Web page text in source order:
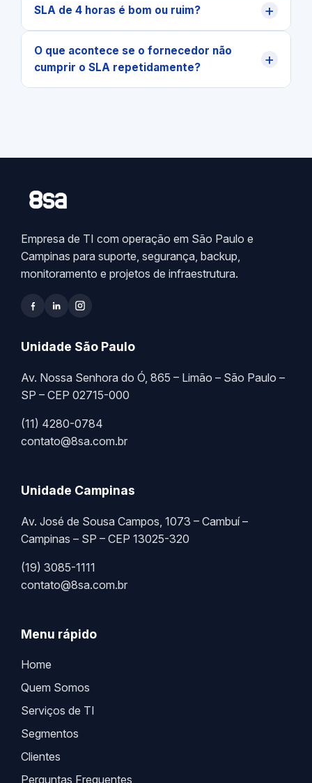
SLA de 4 horas é bom ou ruim? +
O que acontece se o fornecedor não
cumprir o SLA repetidamente?
+
Empresa de TI com operação em São Paulo e
Campinas para suporte, segurança, backup,
monitoramento e projetos de infraestrutura.
Unidade São Paulo
Av. Nossa Senhora do Ó, 865 – Limão – São Paulo –
SP – CEP 02715-000
(11) 4280-0784
contato@8sa.com.br
Unidade Campinas
Av. José de Sousa Campos, 1073 – Cambuí –
Campinas – SP – CEP 13025-320
(19) 3085-1111
contato@8sa.com.br
Menu rápido
Home
Quem Somos
Serviços de TI
Segmentos
Clientes
Perguntas Frequentes